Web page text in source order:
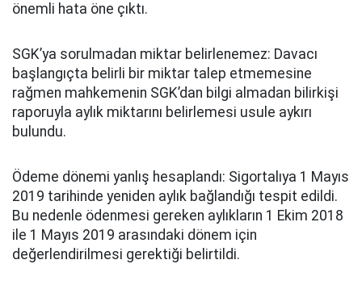
önemli hata öne çıktı.
SGK’ya sorulmadan miktar belirlenemez: Davacı
başlangıçta belirli bir miktar talep etmemesine
rağmen mahkemenin SGK’dan bilgi almadan bilirkişi
raporuyla aylık miktarını belirlemesi usule aykırı
bulundu.
Ödeme dönemi yanlış hesaplandı: Sigortalıya 1 Mayıs
2019 tarihinde yeniden aylık bağlandığı tespit edildi.
Bu nedenle ödenmesi gereken aylıkların 1 Ekim 2018
ile 1 Mayıs 2019 arasındaki dönem için
değerlendirilmesi gerektiği belirtildi.